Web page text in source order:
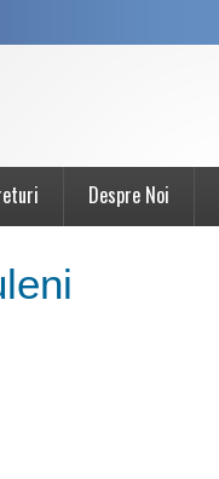
Despre Noi